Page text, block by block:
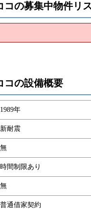
コの募集中物件リ
コの設備概要
1989年
新耐震
無
時間制限あり
無
普通借家契約